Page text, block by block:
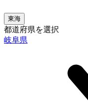
東海
都道府県を選択
岐阜県